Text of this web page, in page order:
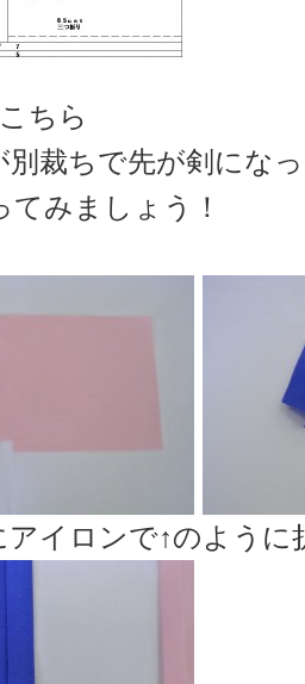
ちら
別裁ちで先が剣にな
てみましょう！
アイロンで↑のように